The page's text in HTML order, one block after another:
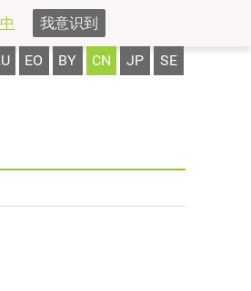
我意识到
EO BY CN JP SE